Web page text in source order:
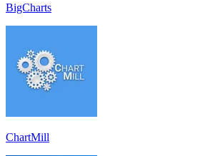
BigCharts
ChartMill